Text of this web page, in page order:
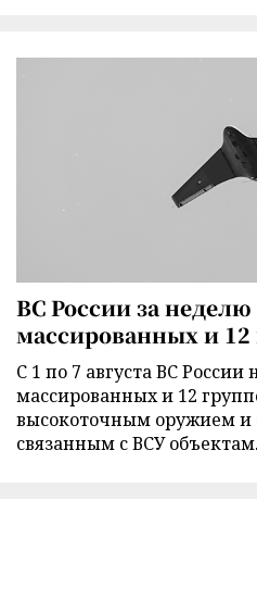
ВС России за
массированных и 12
С 1 по 7 августа ВС России
массированных и 12
высокоточным оружием и
связанным с ВСУ объектам.